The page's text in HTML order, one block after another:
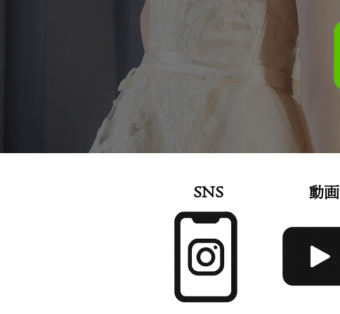
SNS 動画